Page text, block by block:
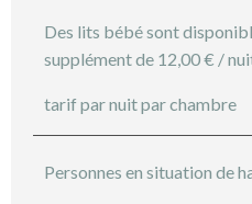
Des lits bébé sont
supplément de 12,00 € /
tarif par nuit par chambre
Personnes en situation de